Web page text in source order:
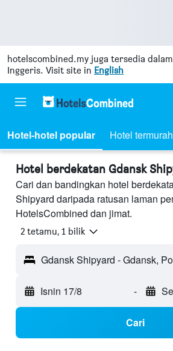
hotelscombined.my juga tersedia
Inggeris. Visit site in English
Hotel-hotel popular Hotel termurah
Hotel berdekatan Gdansk
Cari dan bandingkan hotel
Shipyard daripada ratusan laman
HotelsCombined dan jimat.
2 tetamu, 1 bilik
Gdansk Shipyard - Gdansk,
Isnin 17/8 -
Cari